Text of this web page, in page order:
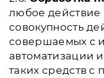
любое действие
совокупность
совершаемых с
автоматизации
таких средств